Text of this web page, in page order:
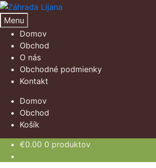
Preskočiť
na
navigáciu
Preskočiť
na
obsah
Menu
Domov
Obchod
O nás
Obchodné podmienky
Kontakt
Domov
Obchod
Košík
€0.00 0 produktov